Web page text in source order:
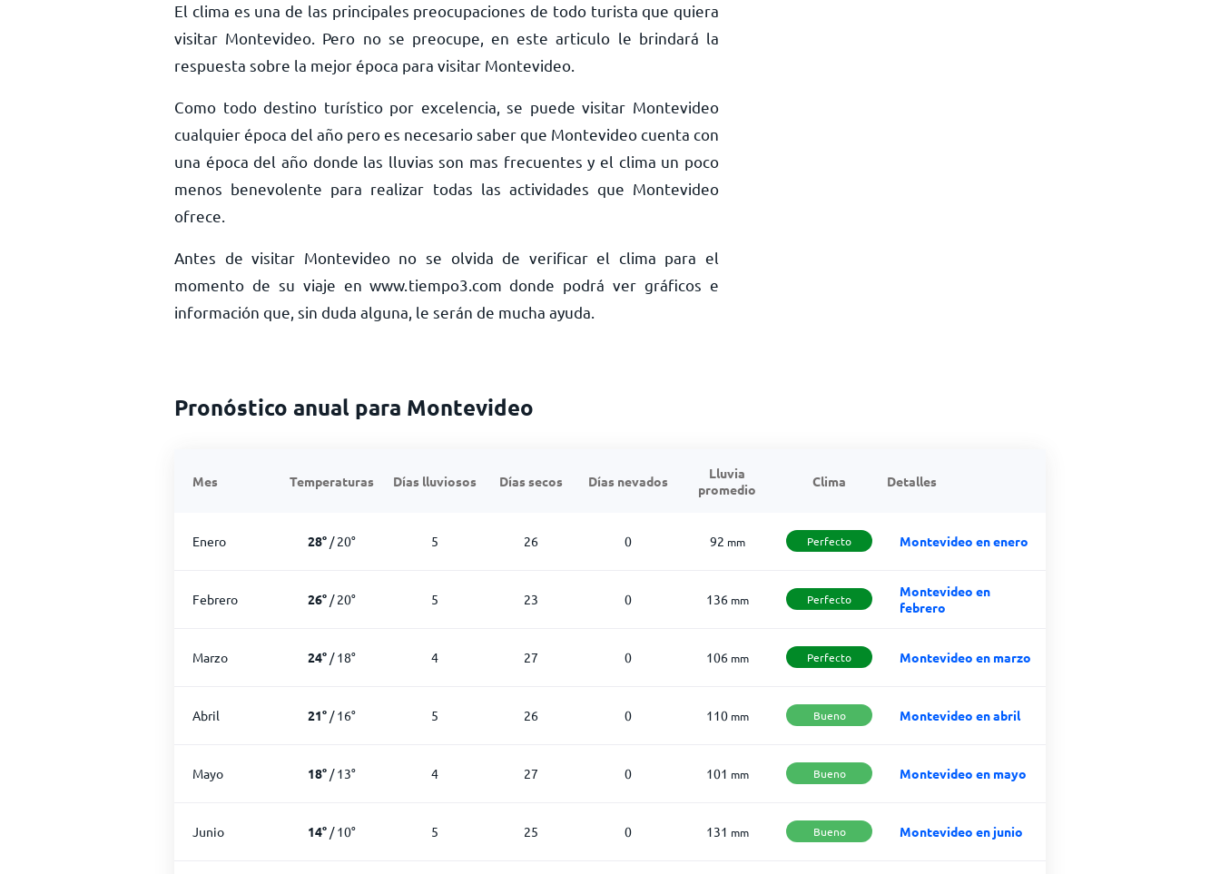
El clima es una de las principales preocupaciones de todo turista que quiera
visitar Montevideo. Pero no se preocupe, en este articulo le brindará la
respuesta sobre la mejor época para visitar Montevideo.
Como todo destino turístico por excelencia, se puede visitar Montevideo
cualquier época del año pero es necesario saber que Montevideo cuenta con
una época del año donde las lluvias son mas frecuentes y el clima un poco
menos benevolente para realizar todas las actividades que Montevideo
ofrece.
Antes de visitar Montevideo no se olvida de verificar el clima para el
momento de su viaje en www.tiempo3.com donde podrá ver gráficos e
información que, sin duda alguna, le serán de mucha ayuda.
Pronóstico anual para Montevideo
Mes Temperaturas Días lluviosos Días secos Días nevados
Lluvia
promedio
Clima Detalles
Enero 28° /20° 5 26 0 92 mm Perfecto Montevideo en enero
Febrero 26° /20° 5 23 0 136 mm Perfecto
Montevideo en
febrero
Marzo 24° /18° 4 27 0 106 mm Perfecto Montevideo en marzo
Abril 21° /16° 5 26 0 110 mm Bueno Montevideo en abril
Mayo 18° /13° 4 27 0 101 mm Bueno Montevideo en mayo
Junio 14° /10° 5 25 0 131 mm Bueno Montevideo en junio